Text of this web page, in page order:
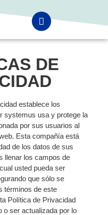
DE
establece los
systemus usa y protege la
por sus usuarios al
Esta compañía está
de los datos de sus
llenar los campos de
usted pueda ser
que sólo se
términos de este
Política de Privacidad
o ser actualizada por lo